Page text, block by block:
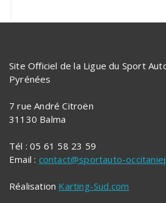
Site Officiel de la Ligue du Sport
Pyrénées
7 rue André Citroën
31130 Balma
Tél : 05 61 58 23 59
Email : contact@sportauto-
Réalisation Karting-Sud.com